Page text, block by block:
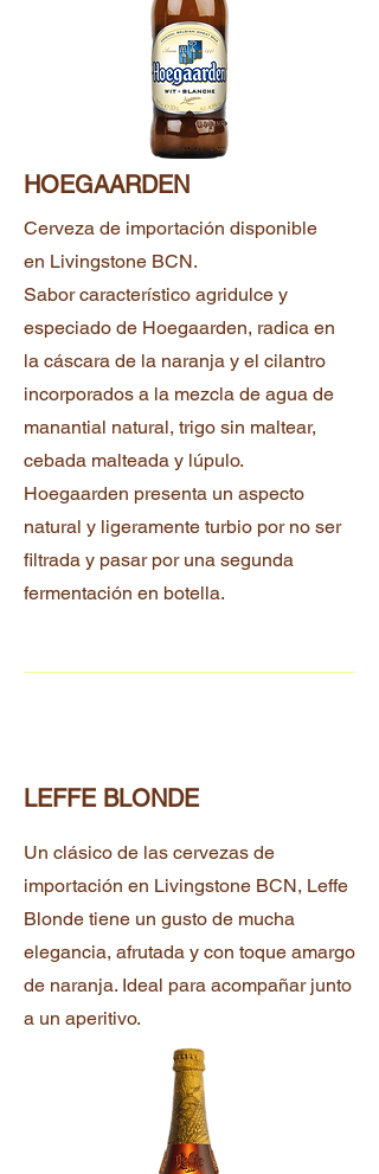
HOEGAARDEN
Cerveza de importación disponible
en Livingstone BCN.
Sabor característico agridulce y
especiado de Hoegaarden, radica en
la cáscara de la naranja y el cilantro
incorporados a la mezcla de agua de
manantial natural, trigo sin maltear,
cebada malteada y lúpulo.
Hoegaarden presenta un aspecto
natural y ligeramente turbio por no ser
filtrada y pasar por una segunda
fermentación en botella.
LEFFE BLONDE
Un clásico de las cervezas de
importación en Livingstone BCN, Leffe
Blonde tiene un gusto de mucha
elegancia, afrutada y con toque amargo
de naranja. Ideal para acompañar junto
a un aperitivo.